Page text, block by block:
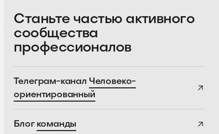
Станьте частью активного
сообщества
профессионалов
Телеграм-канал Человеко-
ориентированный
Блог команды